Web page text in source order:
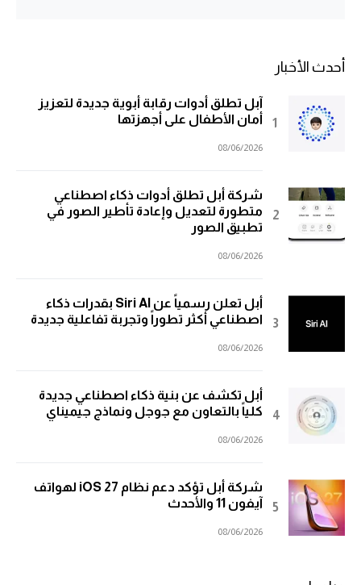
أحدث الأخبار
آبل تطلق أدوات رقابة أبوية جديدة لتعزيز
أمان الأطفال على أجهزتها
08/06/2026
شركة أبل تطلق أدوات ذكاء اصطناعي
متطورة لتعديل وإعادة تأطير الصور في
تطبيق الصور
08/06/2026
أبل تعلن رسمياً عن Siri AI بقدرات ذكاء
اصطناعي أكثر تطوراً وتجربة تفاعلية جديدة
08/06/2026
أبل تكشف عن بنية ذكاء اصطناعي جديدة
كلياً بالتعاون مع جوجل ونماذج جيميناي
08/06/2026
شركة أبل تؤكد دعم نظام iOS 27 لهواتف
آيفون 11 والأحدث
08/06/2026